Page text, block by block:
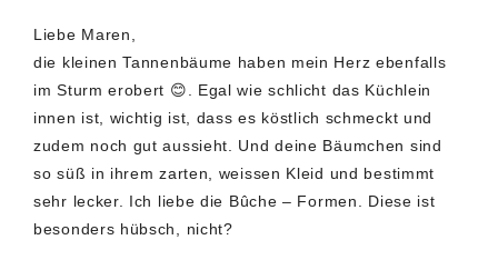
Liebe Maren,
die kleinen Tannenbäume haben mein Herz ebenfalls
im Sturm erobert 😊. Egal wie schlicht das Küchlein
innen ist, wichtig ist, dass es köstlich schmeckt und
zudem noch gut aussieht. Und deine Bäumchen sind
so süß in ihrem zarten, weissen Kleid und bestimmt
sehr lecker. Ich liebe die Bûche – Formen. Diese ist
besonders hübsch, nicht?